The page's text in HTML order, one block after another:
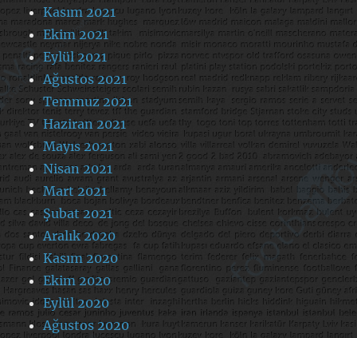
Kasım 2021
Ekim 2021
Eylül 2021
Ağustos 2021
Temmuz 2021
Haziran 2021
Mayıs 2021
Nisan 2021
Mart 2021
Şubat 2021
Aralık 2020
Kasım 2020
Ekim 2020
Eylül 2020
Ağustos 2020